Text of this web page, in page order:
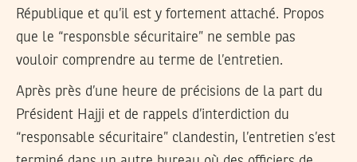
République et qu’il est y fortement attaché. Propos
que le “responsble sécuritaire” ne semble pas
vouloir comprendre au terme de l’entretien.
Après près d’une heure de précisions de la part du
Président Hajji et de rappels d’interdiction du
“responsable sécuritaire” clandestin, l’entretien s’est